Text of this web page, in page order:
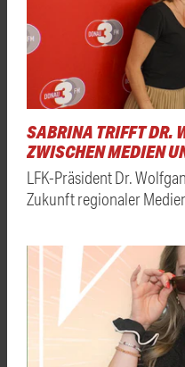
SABRINA TRIFFT DR.
ZWISCHEN MEDIEN
LFK-Präsident Dr.
Zukunft regionaler